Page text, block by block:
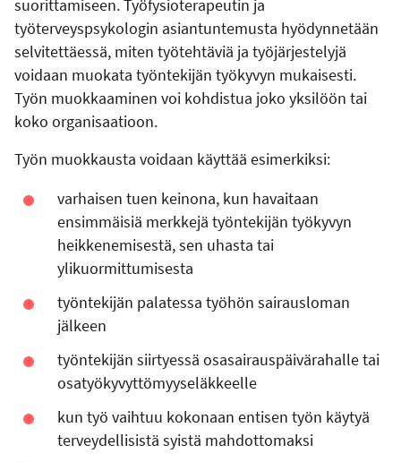
suorittamiseen. Työfysioterapeutin ja
työterveyspsykologin asiantuntemusta hyödynnetään
selvitettäessä, miten työtehtäviä ja työjärjestelyjä
voidaan muokata työntekijän työkyvyn mukaisesti.
Työn muokkaaminen voi kohdistua joko yksilöön tai
koko organisaatioon.
Työn muokkausta voidaan käyttää esimerkiksi:
varhaisen tuen keinona, kun havaitaan
ensimmäisiä merkkejä työntekijän työkyvyn
heikkenemisestä, sen uhasta tai
ylikuormittumisesta
työntekijän palatessa työhön sairausloman
jälkeen
työntekijän siirtyessä osasairauspäivärahalle tai
osatyökyvyttömyyseläkkeelle
kun työ vaihtuu kokonaan entisen työn käytyä
terveydellisistä syistä mahdottomaksi